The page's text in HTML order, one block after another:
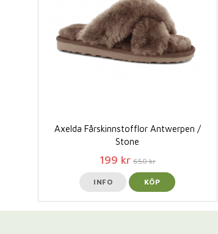
Axelda Fårskinnstofflor Antwerpen /
Stone
199 kr 650 kr
INFO KÖP